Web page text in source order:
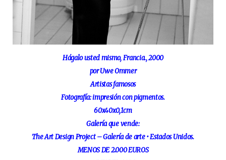
Hágalo usted mismo, Francia., 2000
por Uwe Ommer
Artistas famosos
Fotografía: impresión con pigmentos.
60x40x0,1cm
Galería que vende:
The Art Design Project – Galería de arte • Estados Unidos.
MENOS DE 2.000 EUROS